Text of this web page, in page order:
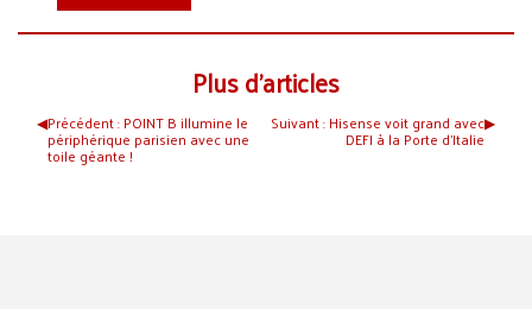
Plus d’articles
◀︎Précédent :POINT B illumine le
périphérique parisien avec une
toile géante !
Suivant :Hisense voit grand avec
DEFI à la Porte d’Italie
▶︎